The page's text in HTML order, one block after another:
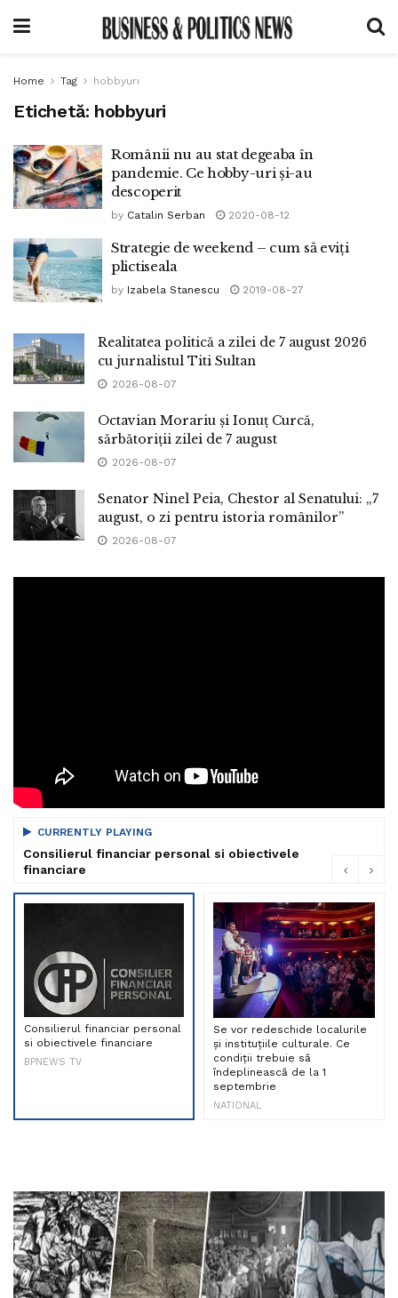
Home Tag hobbyuri
Etichetă: hobbyuri
Românii nu au stat degeaba în
pandemie. Ce hobby-uri și-au
descoperit
by Catalin Serban 2020-08-12
Strategie de weekend – cum să eviți
plictiseala
by Izabela Stanescu 2019-08-27
Realitatea politică a zilei de 7 august 2026
cu jurnalistul Titi Sultan
2026-08-07
Octavian Morariu și Ionuț Curcă,
sărbătoriții zilei de 7 august
2026-08-07
Senator Ninel Peia, Chestor al Senatului: „7
august, o zi pentru istoria românilor”
2026-08-07
CURRENTLY PLAYING
Consilierul financiar personal si obiectivele
financiare
Consilierul financiar personal
si obiectivele financiare
BPNEWS TV
Se vor redeschide localurile
și instituțiile culturale. Ce
condiții trebuie să
îndeplinească de la 1
septembrie
NATIONAL